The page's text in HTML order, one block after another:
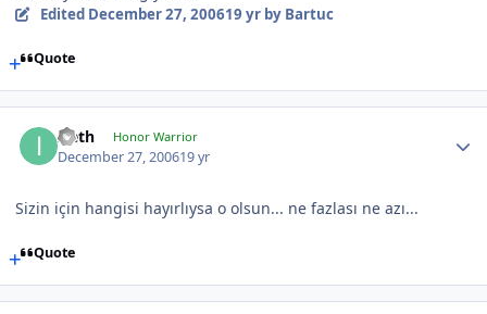
Edited December 27, 200619 yrby Bartuc
Quote
Ireth Honor Warrior
December 27, 200619 yr
Sizin için hangisi hayırlıysa o olsun... ne fazlası ne azı...
Quote